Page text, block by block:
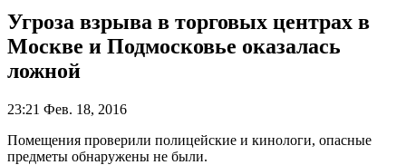
Угроза взрыва в торговых центрах в
Москве и Подмосковье оказалась
ложной
23:21 Фев. 18, 2016
Помещения проверили полицейские и кинологи, опасные
предметы обнаружены не были.